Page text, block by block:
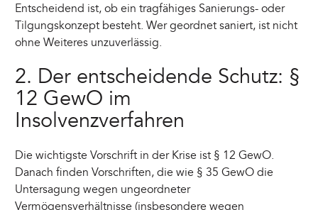
Entscheidend ist, ob ein tragfähiges Sanierungs- oder
Tilgungskonzept besteht. Wer geordnet saniert, ist nicht
ohne Weiteres unzuverlässig.
2. Der entscheidende Schutz: §
12 GewO im
Insolvenzverfahren
Die wichtigste Vorschrift in der Krise ist § 12 GewO.
Danach finden Vorschriften, die wie § 35 GewO die
Untersagung wegen ungeordneter
Vermögensverhältnisse (insbesondere wegen